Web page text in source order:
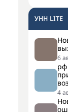
УНН LITE
6
рф
4